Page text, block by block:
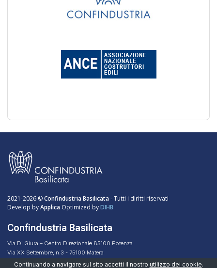
2021-2026 ©Confindustria Basilicata- Tutti i diritti riservati
Develop byApplica Optimized byDIHB
Confindustria Basilicata
Via Di Giura – Centro Direzionale 85100 Potenza
Via XX Settembre, n.3 - 75100 Matera
Codice Fiscale 96051160768
Continuando a navigare sul sito accetti il nostro utilizzo dei cookie.